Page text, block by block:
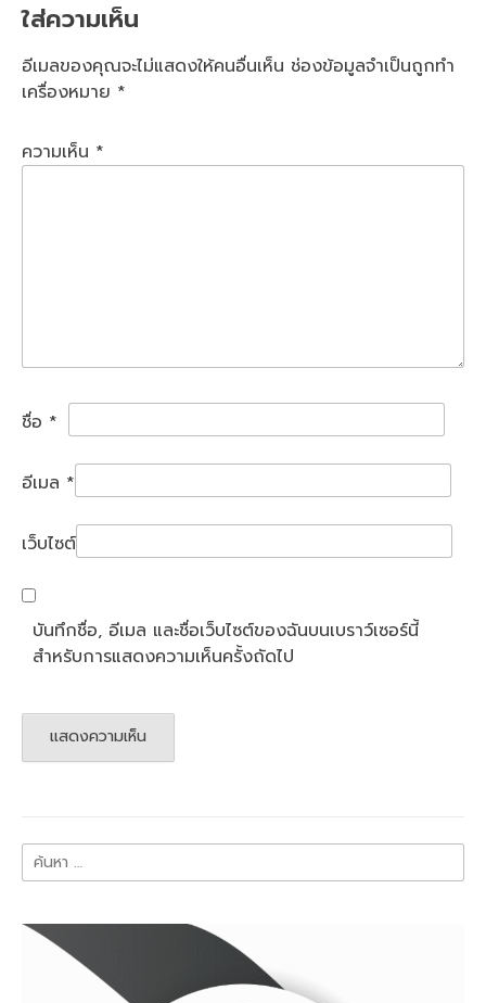
ใส่ความเห็น
อีเมลของคุณจะไม่แสดงให้คนอื่นเห็น ช่องข้อมูลจำเป็นถูกทำ
เครื่องหมาย *
ความเห็น *
ชื่อ *
อีเมล *
เว็บไซต์
บันทึกชื่อ, อีเมล และชื่อเว็บไซต์ของฉันบนเบราว์เซอร์นี้
สำหรับการแสดงความเห็นครั้งถัดไป
ค้นหา
สำหรับ: